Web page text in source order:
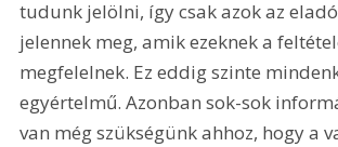
tudunk jelölni, így csak azok az
jelennek meg, amik ezeknek a
megfelelnek. Ez eddig szinte
egyértelmű. Azonban sok-sok
van még szükségünk ahhoz, hogy a